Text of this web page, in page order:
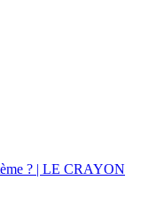
? | LE CRAYON